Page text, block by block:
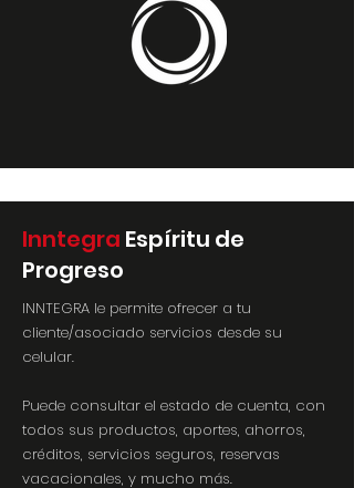
Inntegra Espíritu de
Progreso
INNTEGRA le permite ofrecer a tu
cliente/asociado servicios desde su
celular.
Puede consultar el estado de cuenta, con
todos sus productos, aportes, ahorros,
créditos, servicios seguros, reservas
vacacionales, y mucho más.